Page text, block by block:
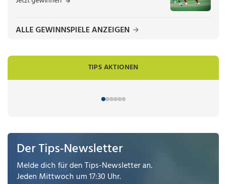
ALLE GEWINNSPIELE ANZEIGEN
TIPS AKTIONEN
Der Tips-Newsletter
Melde dich für den Tips-Newsletter an.
Jeden Mittwoch um 17:30 Uhr.